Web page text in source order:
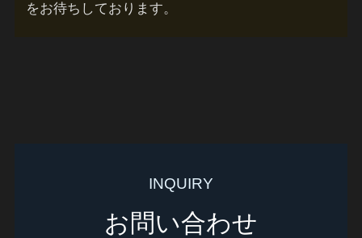
をお待ちしております。
INQUIRY
お問い合わせ